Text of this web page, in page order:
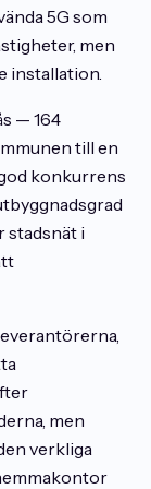
5G som
men
installation.
— 164
till en
konkurrens
stadsnät i
men
verkliga